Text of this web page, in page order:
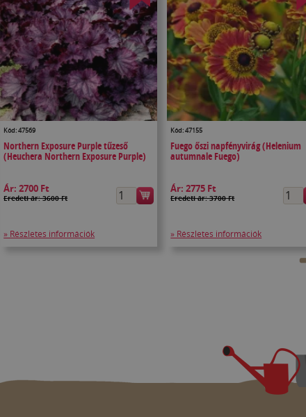
Kód: 47569
Northern Exposure Purple tűzeső
(Heuchera Northern Exposure Purple)
Ár:2700 Ft
Eredeti ár: 3600 Ft
» Részletes információk
Kód: 47155
Fuego őszi napfényvirág (Helenium
autumnale Fuego)
Ár:2775 Ft
Eredeti ár: 3700 Ft
» Részletes információk